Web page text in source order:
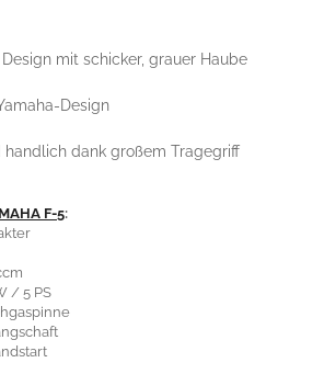
mit schicker, grauer Haube
Design
dank großem Tragegriff
F-5:
/ 5 PS